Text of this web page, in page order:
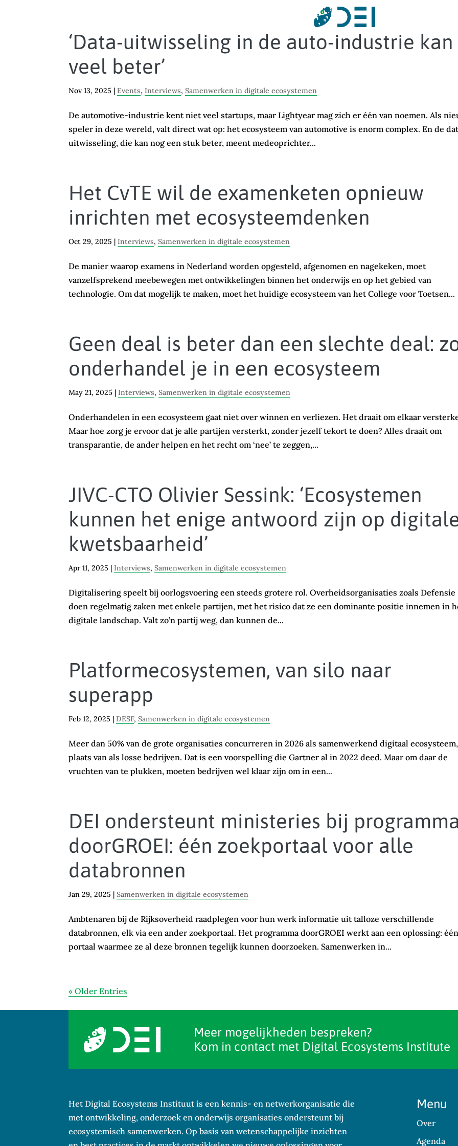
‘Data-uitwisseling in de auto-industrie kan
veel beter’
Nov 13, 2025 |Events,Interviews,Samenwerken in digitale ecosystemen
De automotive-industrie kent niet veel startups, maar Lightyear mag zich er één van noemen. Als
speler in deze wereld, valt direct wat op: het ecosysteem van automotive is enorm complex. En de
uitwisseling, die kan nog een stuk beter, meent medeoprichter...
Het CvTE wil de examenketen opnieuw
inrichten met ecosysteemdenken
Oct 29, 2025 |Interviews,Samenwerken in digitale ecosystemen
De manier waarop examens in Nederland worden opgesteld, afgenomen en nagekeken, moet
vanzelfsprekend meebewegen met ontwikkelingen binnen het onderwijs en op het gebied van
technologie. Om dat mogelijk te maken, moet het huidige ecosysteem van het College voor Toetsen...
Geen deal is beter dan een slechte deal:
onderhandel je in een ecosysteem
May 21, 2025 |Interviews,Samenwerken in digitale ecosystemen
Onderhandelen in een ecosysteem gaat niet over winnen en verliezen. Het draait om elkaar
Maar hoe zorg je ervoor dat je alle partijen versterkt, zonder jezelf tekort te doen? Alles draait om
transparantie, de ander helpen en het recht om ‘nee’ te zeggen,...
JIVC-CTO Olivier Sessink: ‘Ecosystemen
kunnen het enige antwoord zijn op
kwetsbaarheid’
Apr 11, 2025 |Interviews,Samenwerken in digitale ecosystemen
Digitalisering speelt bij oorlogsvoering een steeds grotere rol. Overheidsorganisaties zoals Defensie
doen regelmatig zaken met enkele partijen, met het risico dat ze een dominante positie innemen in
digitale landschap. Valt zo’n partij weg, dan kunnen de...
Platformecosystemen, van silo naar
superapp
Feb 12, 2025 |DESF,Samenwerken in digitale ecosystemen
Meer dan 50% van de grote organisaties concurreren in 2026 als samenwerkend digitaal
plaats van als losse bedrijven. Dat is een voorspelling die Gartner al in 2022 deed. Maar om daar de
vruchten van te plukken, moeten bedrijven wel klaar zijn om in een...
DEI ondersteunt ministeries bij
doorGROEI: één zoekportaal voor alle
databronnen
Jan 29, 2025 |Samenwerken in digitale ecosystemen
Ambtenaren bij de Rijksoverheid raadplegen voor hun werk informatie uit talloze verschillende
databronnen, elk via een ander zoekportaal. Het programma doorGROEI werkt aan een oplossing:
portaal waarmee ze al deze bronnen tegelijk kunnen doorzoeken. Samenwerken in...
« Older Entries
Meer mogelijkheden bespreken?
Kom in contact met Digital Ecosystems Institute
Het Digital Ecosystems Instituut is een kennis- en netwerkorganisatie die
met ontwikkeling, onderzoek en onderwijs organisaties ondersteunt bij
ecosystemisch samenwerken. Op basis van wetenschappelijke inzichten
Menu
Over
Agenda